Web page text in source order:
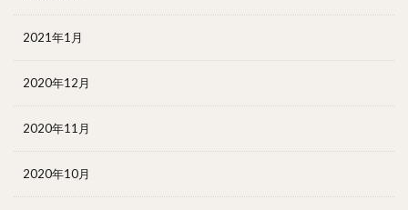
2021年1月
2020年12月
2020年11月
2020年10月